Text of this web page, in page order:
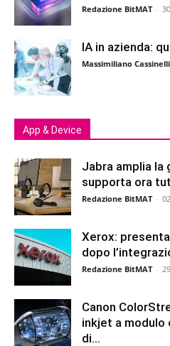
Redazione BitMAT -
IA in azienda:
Massimiliano Cassinelli
App & Device
Jabra amplia la
supporta ora
Redazione BitMAT -
Xerox:
dopo
Redazione BitMAT -
Canon
inkjet a modulo
di...